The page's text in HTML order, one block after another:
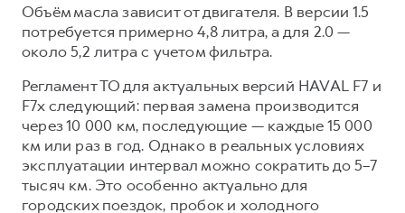
Объём масла зависит от двигателя. В версии 1.5
потребуется примерно 4,8 литра, а для 2.0 —
около 5,2 литра с учетом фильтра.
Регламент ТО для актуальных версий HAVAL F7 и
F7x следующий: первая замена производится
через 10 000 км, последующие — каждые 15 000
км или раз в год. Однако в реальных условиях
эксплуатации интервал можно сократить до 5–7
тысяч км. Это особенно актуально для
городских поездок, пробок и холодного